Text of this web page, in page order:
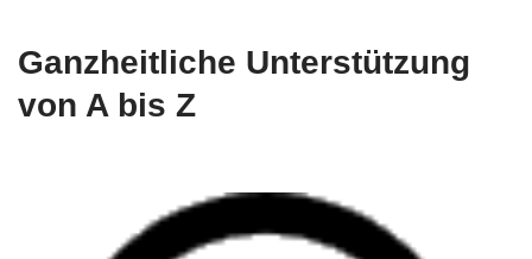
Ganzheitliche Unterstützung
von A bis Z